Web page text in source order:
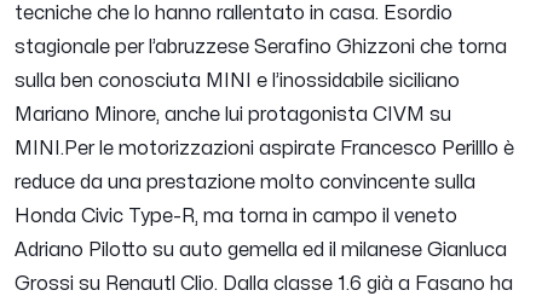
tecniche che lo hanno rallentato in casa. Esordio
stagionale per l’abruzzese Serafino Ghizzoni che torna
sulla ben conosciuta MINI e l’inossidabile siciliano
Mariano Minore, anche lui protagonista CIVM su
MINI.Per le motorizzazioni aspirate Francesco Perilllo è
reduce da una prestazione molto convincente sulla
Honda Civic Type-R, ma torna in campo il veneto
Adriano Pilotto su auto gemella ed il milanese Gianluca
Grossi su Renautl Clio. Dalla classe 1.6 già a Fasano ha